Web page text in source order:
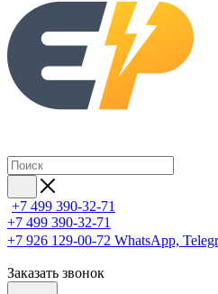
+7 499 390-32-71
+7 499 390-32-71
+7 926 129-00-72 WhatsApp,
Заказать звонок